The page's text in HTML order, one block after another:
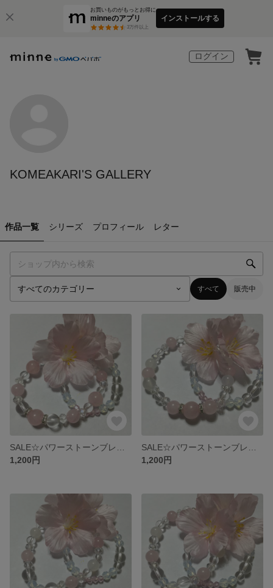
お買いものがもっとお得に
minneのアプリ
3万件以上
インストールする
ログイン
KOMEAKARI'S GALLERY
作品一覧 シリーズ プロフィール レター
すべて 販売中
1,200円
1,200円